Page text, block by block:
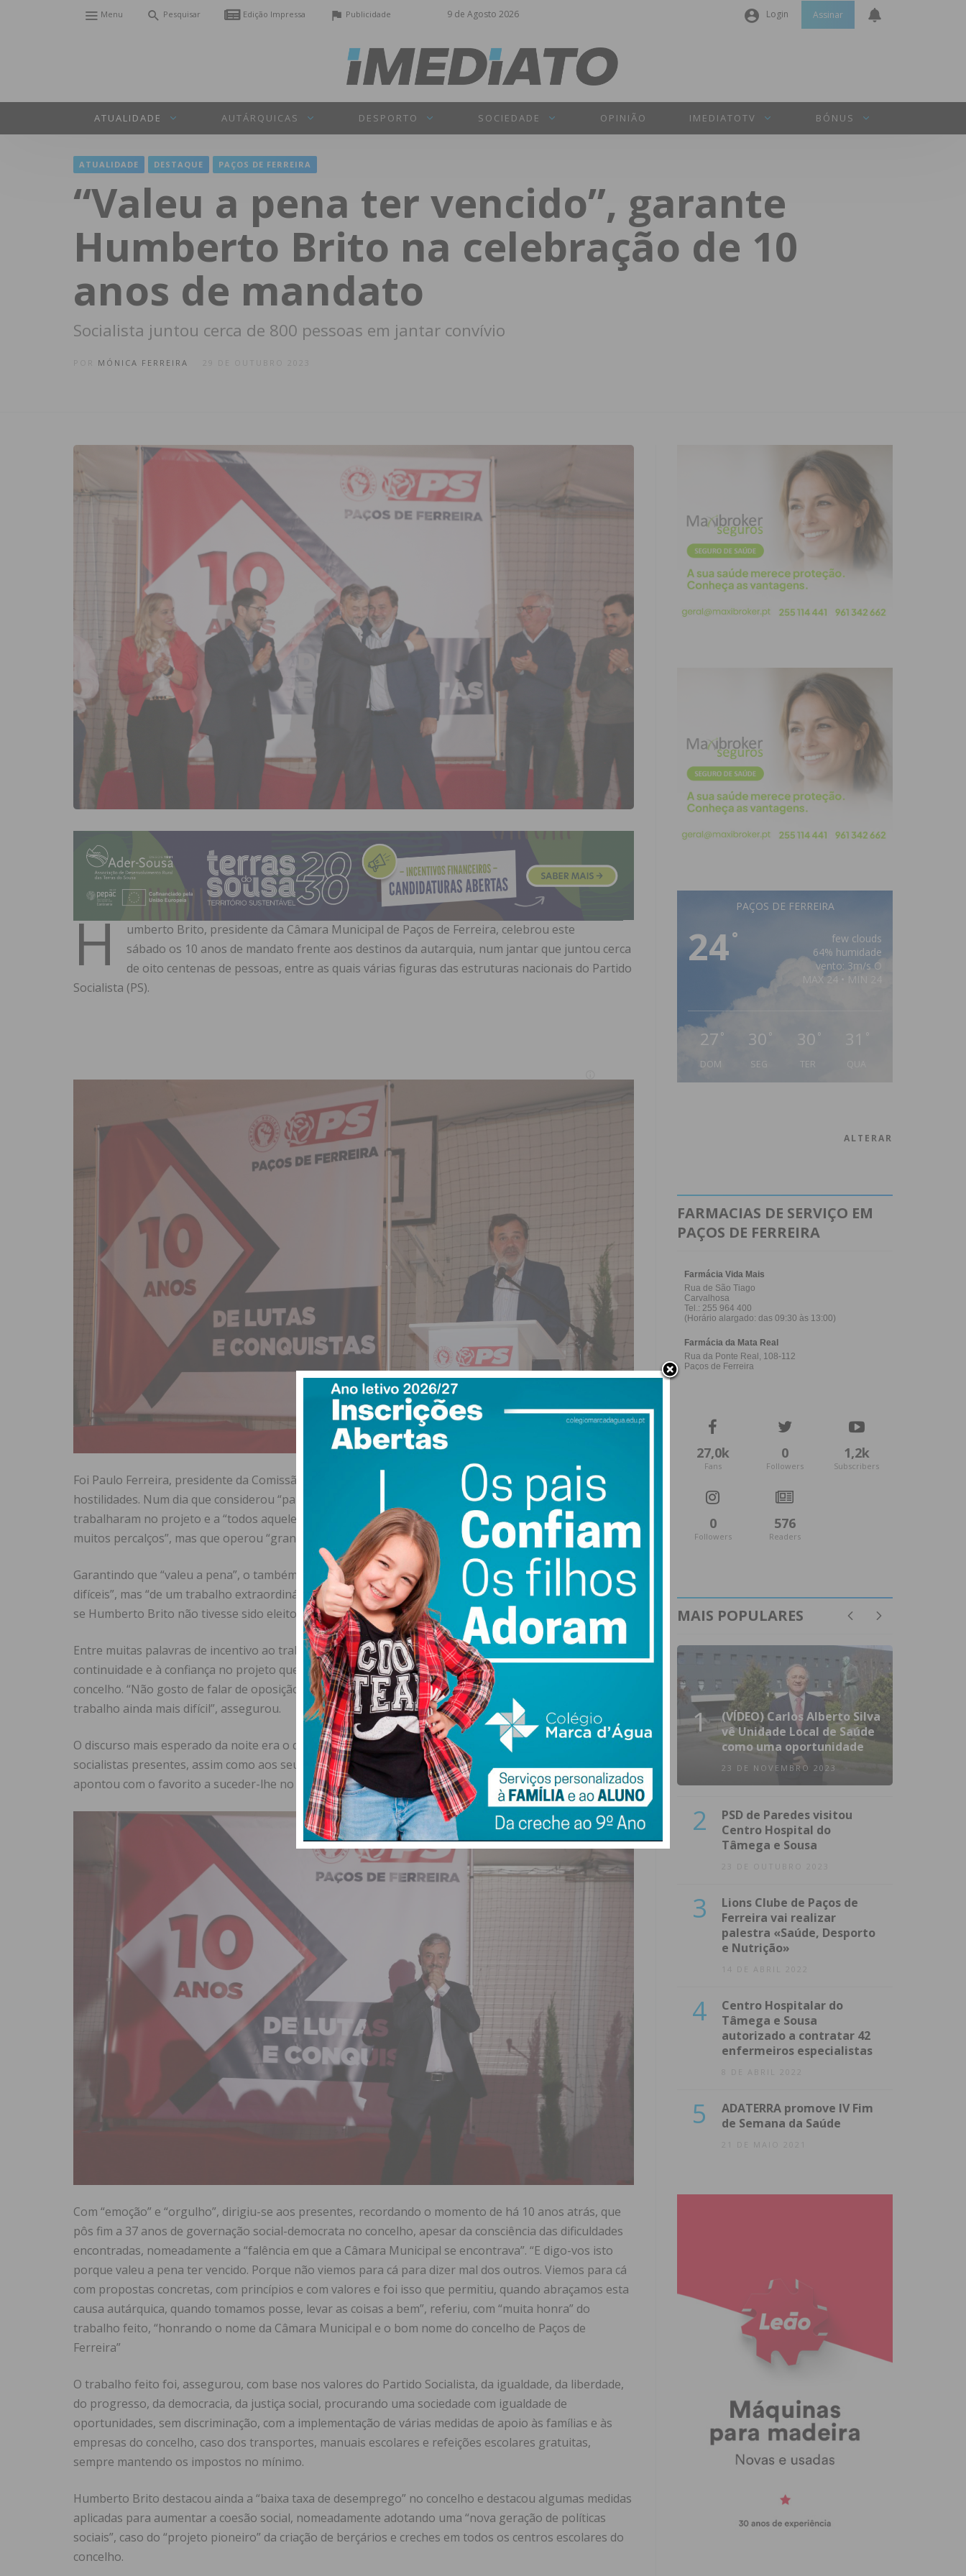
9 de Agosto 2026
Menu Pesquisar Edição Impressa Publicidade Login
Senha
INICIAR SESSÃO
Perdeu a sua senha?
Assinar
ATUALIDADE AUTÁRQUICAS DESPORTO SOCIEDADE OPINIÃO IMEDIATOTV BÓNUS
ATUALIDADE DESTAQUE PAÇOS DE FERREIRA
“Valeu a pena ter vencido”, garante
Humberto Brito na celebração de 10
anos de mandato
Socialista juntou cerca de 800 pessoas em jantar convívio
MÓNICA FERREIRA 29 DE OUTUBRO 2023
H
umberto Brito, presidente da Câmara Municipal de Paços de Ferreira, celebrou este
sábado os 10 anos de mandato frente aos destinos da autarquia, num jantar que juntou cerca
de oito centenas de pessoas, entre as quais várias figuras das estruturas nacionais do Partido
Socialista (PS).
Foi Paulo Ferreira, presidente da Comissão Política do PS de Paços de Ferreira quem abriu as
hostilidades. Num dia que considerou “particularmente feliz para todos nós”, agradeceu a todos os que
trabalharam no projeto e a “todos aqueles que connosco travaram esta batalha, que não foi fácil e teve
muitos percalços”, mas que operou “grandes mudanças” em Paços de Ferreira.
Garantindo que “valeu a pena”, o também vice-presidente do município referiu que foram “anos
difíceis”, mas “de um trabalho extraordinário” e mostrou-se certo de que o município “estaria bem pior”
se Humberto Brito não tivesse sido eleito presidente da Câmara Municipal.
Entre muitas palavras de incentivo ao trabalho de Humberto Brito, Paulo Ferreira apelou à
continuidade e à confiança no projeto que integra e não esqueceu a oposição social-democrata no
concelho. “Não gosto de falar de oposição, mas o facto de haver uma oposição tao fraca, torna o nosso
trabalho ainda mais difícil”, assegurou.
O discurso mais esperado da noite era o de Humberto Brito, que dirigiu as suas primeiras palavras aos
socialistas presentes, assim como aos seus vereadores, em particular para Paulo Ferreira, aquele que
apontou com o favorito a suceder-lhe no cargo de presidente da autarquia.
Com “emoção” e “orgulho”, dirigiu-se aos presentes, recordando o momento de há 10 anos atrás, que
pôs fim a 37 anos de governação social-democrata no concelho, apesar da consciência das dificuldades
encontradas, nomeadamente a “falência em que a Câmara Municipal se encontrava”. “E digo-vos isto
porque valeu a pena ter vencido. Porque não viemos para cá para dizer mal dos outros. Viemos para cá
com propostas concretas, com princípios e com valores e foi isso que permitiu, quando abraçamos esta
causa autárquica, quando tomamos posse, levar as coisas a bem”, referiu, com “muita honra” do
trabalho feito, “honrando o nome da Câmara Municipal e o bom nome do concelho de Paços de
Ferreira”
O trabalho feito foi, assegurou, com base nos valores do Partido Socialista, da igualdade, da liberdade,
do progresso, da democracia, da justiça social, procurando uma sociedade com igualdade de
oportunidades, sem discriminação, com a implementação de várias medidas de apoio às famílias e às
empresas do concelho, caso dos transportes, manuais escolares e refeições escolares gratuitas,
sempre mantendo os impostos no mínimo.
Humberto Brito destacou ainda a “baixa taxa de desemprego” no concelho e destacou algumas medidas
aplicadas para aumentar a coesão social, nomeadamente adotando uma “nova geração de políticas
sociais”, caso do “projeto pioneiro” da criação de berçários e creches em todos os centros escolares do
concelho.
PAÇOS DE FERREIRA
24°
few clouds
64% humidade
vento: 3m/s O
MAX 24 • MIN 24
27 °
DOM
30 °
SEG
30 °
TER
31 °
ALTERAR
FARMACIAS DE SERVIÇO EM
PAÇOS DE FERREIRA
27,0k
Fans
0
Followers
1,2k
Subscribers
0
Followers
576
Readers
MAIS POPULARES
1
(VÍDEO) Carlos Alberto Silva
vê Unidade Local de Saúde
como uma oportunidade
23 DE NOVEMBRO 2023
2
PSD de Paredes visitou
Centro Hospital do
Tâmega e Sousa
23 DE OUTUBRO 2023
3
Lions Clube de Paços de
Ferreira vai realizar
palestra «Saúde, Desporto
e Nutrição»
14 DE ABRIL 2022
4
Centro Hospitalar do
Tâmega e Sousa
autorizado a contratar 42
enfermeiros especialistas
8 DE ABRIL 2022
5
ADATERRA promove IV Fim
de Semana da Saúde
21 DE MAIO 2021